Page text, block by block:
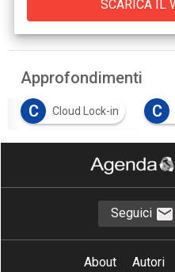
Approfondimenti
C
Cloud Lock-in C
S Sovranità del dato
Seguici
About Autori